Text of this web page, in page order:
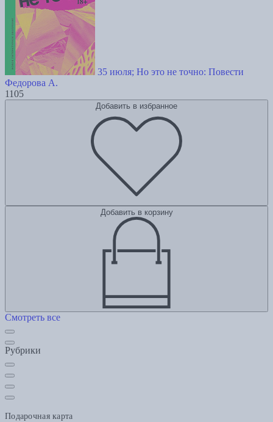
35 июля; Но это не точно: Повести
Федорова А.
1105
Добавить в избранное
Добавить в корзину
Смотреть все
Рубрики
Подарочная карта